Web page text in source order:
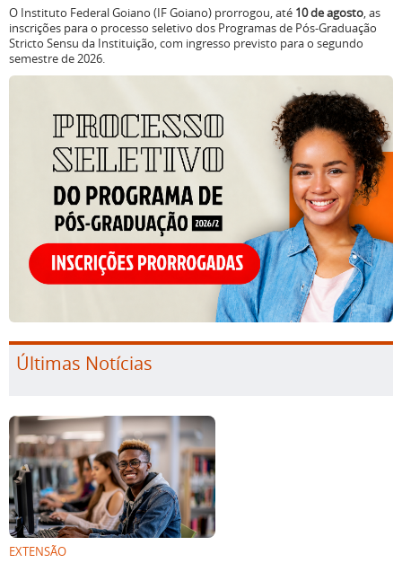
O Instituto Federal Goiano (IF Goiano) prorrogou, até 10 de agosto, as
inscrições para o processo seletivo dos Programas de Pós-Graduação
Stricto Sensu da Instituição, com ingresso previsto para o segundo
semestre de 2026.
Últimas Notícias
EXTENSÃO